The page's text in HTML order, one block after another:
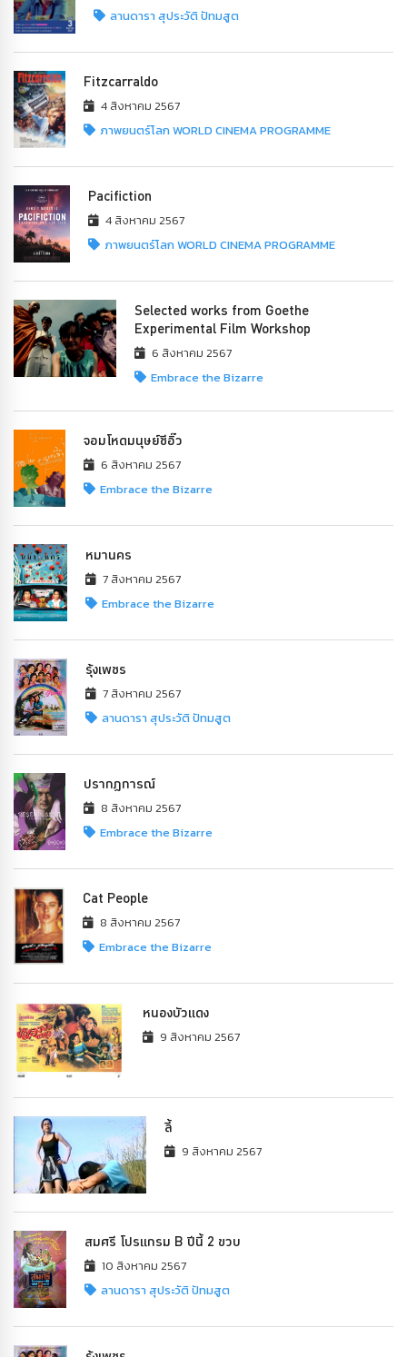
ลานดารา สุประวัติ ปัทมสูต
Fitzcarraldo
4 สิงหาคม 2567
ภาพยนตร์โลก WORLD CINEMA PROGRAMME
Pacifiction
4 สิงหาคม 2567
ภาพยนตร์โลก WORLD CINEMA PROGRAMME
Selected works from Goethe
Experimental Film Workshop
6 สิงหาคม 2567
Embrace the Bizarre
จอมโหดมนุษย์ซีอิ๊ว
6 สิงหาคม 2567
Embrace the Bizarre
หมานคร
7 สิงหาคม 2567
Embrace the Bizarre
รุ้งเพชร
7 สิงหาคม 2567
ลานดารา สุประวัติ ปัทมสูต
ปรากฏการณ์
8 สิงหาคม 2567
Embrace the Bizarre
Cat People
8 สิงหาคม 2567
Embrace the Bizarre
หนองบัวแดง
9 สิงหาคม 2567
ลี้
9 สิงหาคม 2567
สมศรี โปรแกรม B ปีนี้ 2 ขวบ
10 สิงหาคม 2567
ลานดารา สุประวัติ ปัทมสูต